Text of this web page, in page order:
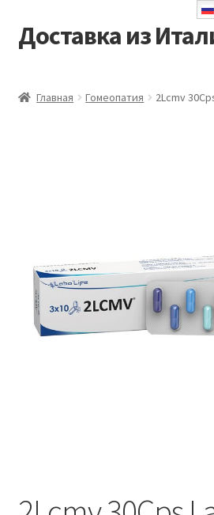
Перейти
к
Перейти
к
Доставка из
Оформление заказа
Главная Гомеопатия 2Lcmv